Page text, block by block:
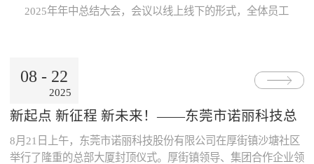
片；· 系统采用了主要部件做
法，根据故障模式进行恢复控
数据的及时、准确传递与分
本的明细，分析重要设备整个
采购决策、控制维修成本提供
了依据，减少企业不必要的浪
费。· 优化资源的配置：系统
提供的资源冲突检测预警功
Internet公用网络，也可使用地
4、用户终端· 移动用户终端
· 固定用户终端 系统功能： 当
电动列车在线运行时，系统应
能对受电弓与电网之间由于离
线、硬点产生拉弧的现象、受
电弓中心线偏移量、受电弓弓
线激光专利技术，模块化设
运营期，进行加装，安装于正
搭建专用检测棚等配套设
施。 3、免维护:核心元件
选用进口件，整体设计安装简
便，远程监控，软件具备自动
2025年年中总结大会，会议以线上线下的形式，全体员工
东率先作《诺丽科技2025年上半年工作总结及下半年工作
计划》报告，从多维度系统梳理上半年成果...
08 - 22
2025
新起点 新征程 新未来！——东莞市诺丽科技总
部大厦喜封金顶，开启发展新篇章
8月21日上午，东莞市诺丽科技股份有限公司在厚街镇沙塘社区
举行了隆重的总部大厦封顶仪式。厚街镇领导、集团合作企业领